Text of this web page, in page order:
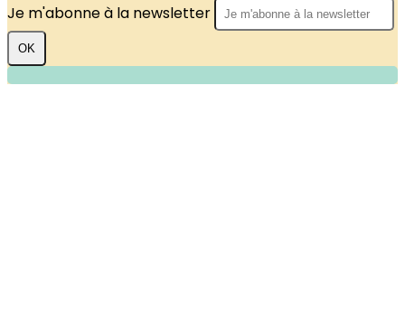
Je m'abonne à la newsletter
OK